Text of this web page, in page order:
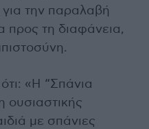
για την παραλαβή
προς τη διαφάνεια,
«Η “Σπάνια
ουσιαστικής
με σπάνιες